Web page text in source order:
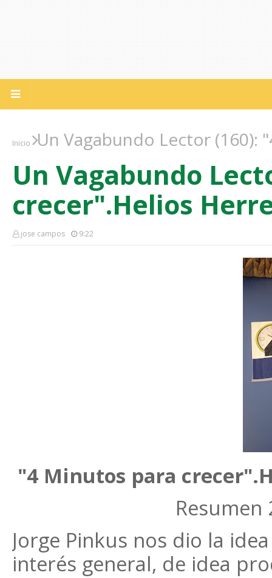
Inicio Un Vagabundo Lector (160):
Un Vagabundo
crecer".Helios
jose campos 9:22
"4 Minutos para
Jorge Pinkus nos dio la
interés general, de idea